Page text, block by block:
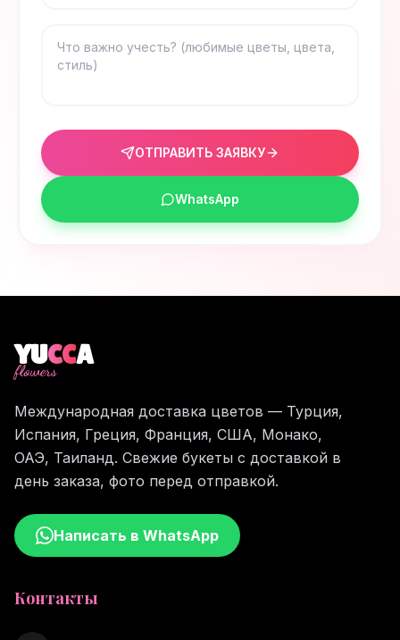
ОТПРАВИТЬ ЗАЯВКУ
WhatsApp
YUCCA
flowers
Международная доставка цветов — Турция,
Испания, Греция, Франция, США, Монако,
ОАЭ, Таиланд. Свежие букеты с доставкой в
день заказа, фото перед отправкой.
Написать в WhatsApp
Контакты